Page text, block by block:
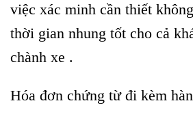
việc xác minh cần thiết
thời gian nhung tốt cho cả
chành xe .
Hóa đơn chứng từ đi kèm